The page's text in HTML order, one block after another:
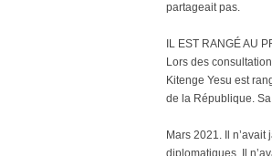
partageait pas.
IL EST RANGÉ AU
Lors des
Kitenge Yesu est
de la République.
Mars 2021. Il
diplomatiques. Il